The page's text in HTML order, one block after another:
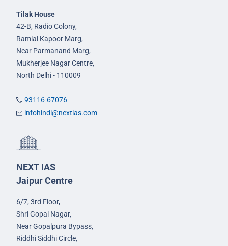
Tilak House
42-B, Radio Colony,
Ramlal Kapoor Marg,
Near Parmanand Marg,
Mukherjee Nagar Centre,
North Delhi - 110009
93116-67076
infohindi@nextias.com
NEXT IAS
Jaipur Centre
6/7, 3rd Floor,
Shri Gopal Nagar,
Near Gopalpura Bypass,
Riddhi Siddhi Circle,